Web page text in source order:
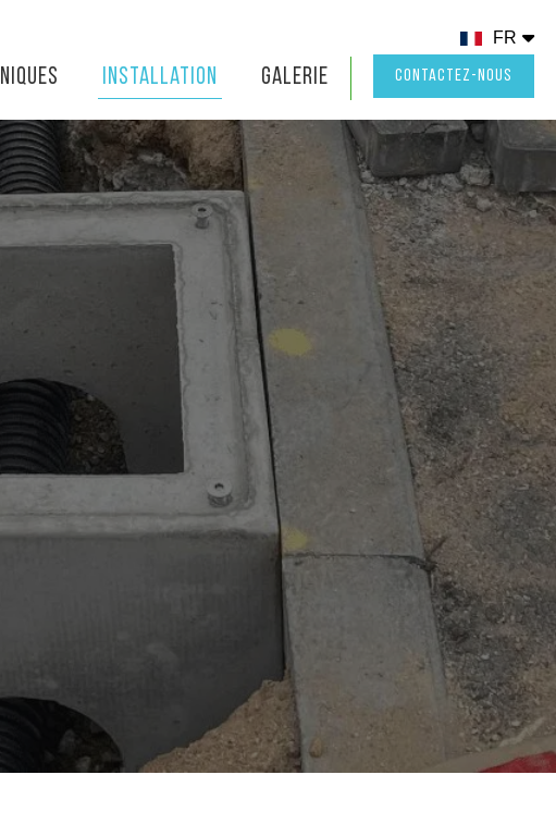
FR
Installation Galerie CONTACTEZ-NOUS